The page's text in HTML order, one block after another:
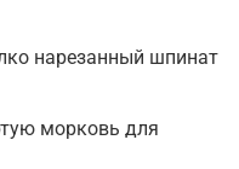
нарезанный шпинат
морковь для